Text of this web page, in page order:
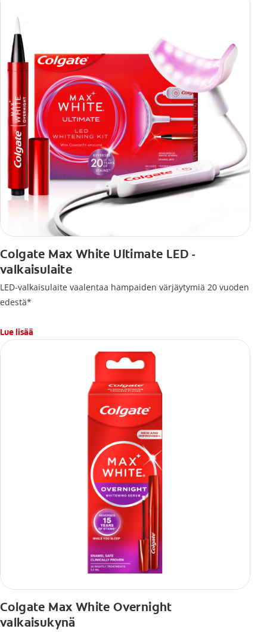
Colgate Max White Ultimate LED -
valkaisulaite
LED-valkaisulaite vaalentaa hampaiden värjäytymiä 20 vuoden
edestä*
Lue lisää
Colgate Max White Overnight
valkaisukynä